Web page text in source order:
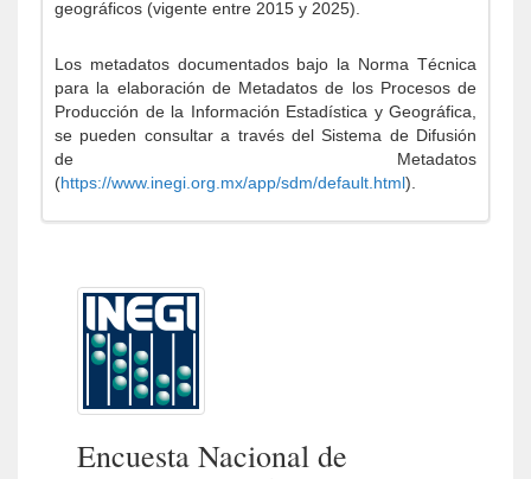
geográficos (vigente entre 2015 y 2025).
Los metadatos documentados bajo la Norma Técnica
para la elaboración de Metadatos de los Procesos de
Producción de la Información Estadística y Geográfica,
se pueden consultar a través del Sistema de Difusión
de Metadatos
(https://www.inegi.org.mx/app/sdm/default.html).
Encuesta Nacional de